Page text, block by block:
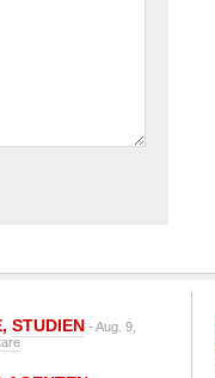
, STUDIEN - Aug. 9,